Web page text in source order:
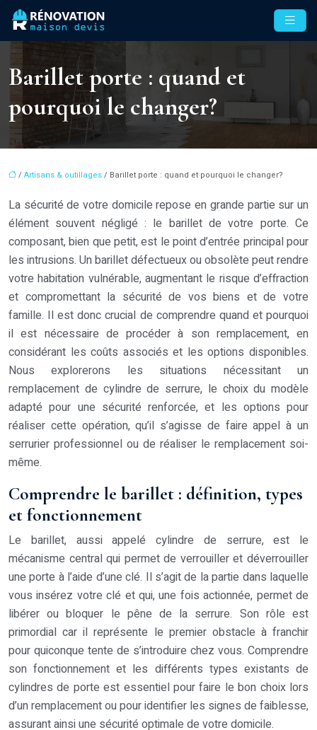
Barillet porte : quand et
pourquoi le changer?
/ Artisans & outillages/ Barillet porte : quand et pourquoi le changer?
La sécurité de votre domicile repose en grande partie sur un
élément souvent négligé : le barillet de votre porte. Ce
composant, bien que petit, est le point d’entrée principal pour
les intrusions. Un barillet défectueux ou obsolète peut rendre
votre habitation vulnérable, augmentant le risque d’effraction
et compromettant la sécurité de vos biens et de votre
famille. Il est donc crucial de comprendre quand et pourquoi
il est nécessaire de procéder à son remplacement, en
considérant les coûts associés et les options disponibles.
Nous explorerons les situations nécessitant un
remplacement de cylindre de serrure, le choix du modèle
adapté pour une sécurité renforcée, et les options pour
réaliser cette opération, qu’il s’agisse de faire appel à un
serrurier professionnel ou de réaliser le remplacement soi-
même.
Comprendre le barillet : définition, types
et fonctionnement
Le barillet, aussi appelé cylindre de serrure, est le
mécanisme central qui permet de verrouiller et déverrouiller
une porte à l’aide d’une clé. Il s’agit de la partie dans laquelle
vous insérez votre clé et qui, une fois actionnée, permet de
libérer ou bloquer le pêne de la serrure. Son rôle est
primordial car il représente le premier obstacle à franchir
pour quiconque tente de s’introduire chez vous. Comprendre
son fonctionnement et les différents types existants de
cylindres de porte est essentiel pour faire le bon choix lors
d’un remplacement ou pour identifier les signes de faiblesse,
assurant ainsi une sécurité optimale de votre domicile.